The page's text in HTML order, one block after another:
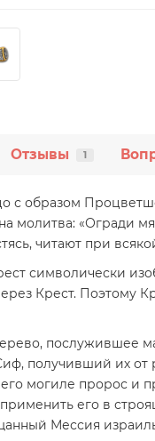
Отзывы 1
с образом
молитва: «Огради
читают при
символически
Крест. Поэтому
послужившее
получивший их от
могиле пророс и
его в
Мессия